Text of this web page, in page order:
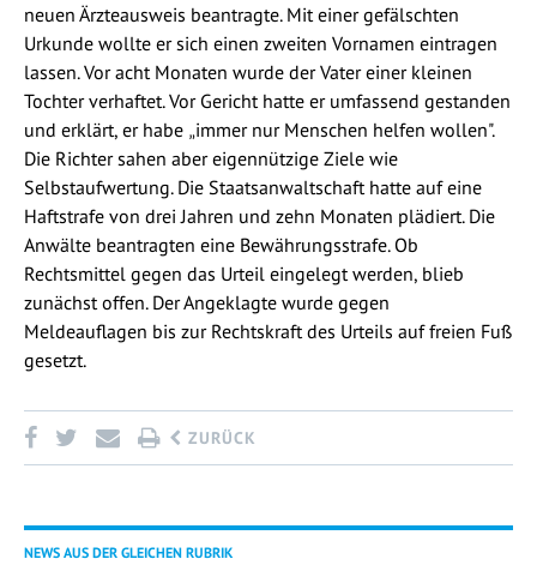
neuen Ärzteausweis beantragte. Mit einer gefälschten
Urkunde wollte er sich einen zweiten Vornamen eintragen
lassen. Vor acht Monaten wurde der Vater einer kleinen
Tochter verhaftet. Vor Gericht hatte er umfassend gestanden
und erklärt, er habe „immer nur Menschen helfen wollen".
Die Richter sahen aber eigennützige Ziele wie
Selbstaufwertung. Die Staatsanwaltschaft hatte auf eine
Haftstrafe von drei Jahren und zehn Monaten plädiert. Die
Anwälte beantragten eine Bewährungsstrafe. Ob
Rechtsmittel gegen das Urteil eingelegt werden, blieb
zunächst offen. Der Angeklagte wurde gegen
Meldeauflagen bis zur Rechtskraft des Urteils auf freien Fuß
gesetzt.
ZURÜCK
NEWS AUS DER GLEICHEN RUBRIK